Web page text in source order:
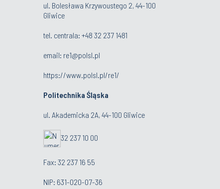
ul. Bolesława Krzywoustego 2, 44-100
Gliwice
tel. centrala: +48 32 237 1481
email: re1@polsl.pl
https://www.polsl.pl/re1/
Politechnika Śląska
ul. Akademicka 2A, 44-100 Gliwice
32 237 10 00
Fax: 32 237 16 55
NIP: 631-020-07-36